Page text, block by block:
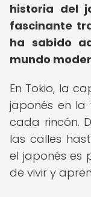
historia del
fascinante
ha sabido
mundo
En Tokio, la
japonés en
cada rincón.
las calles
el japonés es
de vivir y